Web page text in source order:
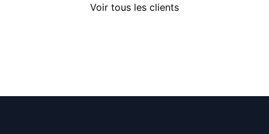
Voir tous les clients